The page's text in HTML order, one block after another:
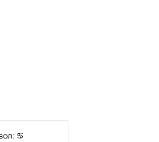
Расклад Таро на неделю
♋